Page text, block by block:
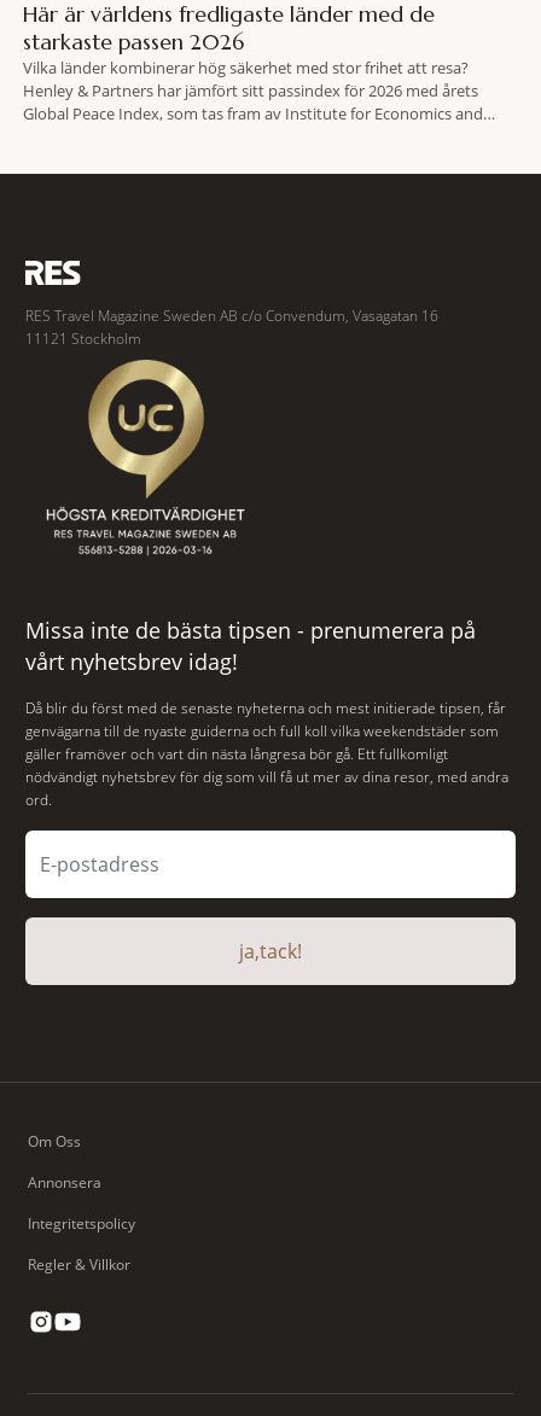
Här är världens fredligaste länder med de
starkaste passen 2026
Vilka länder kombinerar hög säkerhet med stor frihet att resa?
Henley & Partners har jämfört sitt passindex för 2026 med årets
Global Peace Index, som tas fram av Institute for Economics and
RES Travel Magazine Sweden AB c/o Convendum, Vasagatan 16
11121 Stockholm
Missa inte de bästa tipsen - prenumerera på
vårt nyhetsbrev idag!
Då blir du först med de senaste nyheterna och mest initierade tipsen, får
genvägarna till de nyaste guiderna och full koll vilka weekendstäder som
gäller framöver och vart din nästa långresa bör gå. Ett fullkomligt
nödvändigt nyhetsbrev för dig som vill få ut mer av dina resor, med andra
ord.
ja,tack!
Om Oss
Annonsera
Integritetspolicy
Regler & Villkor